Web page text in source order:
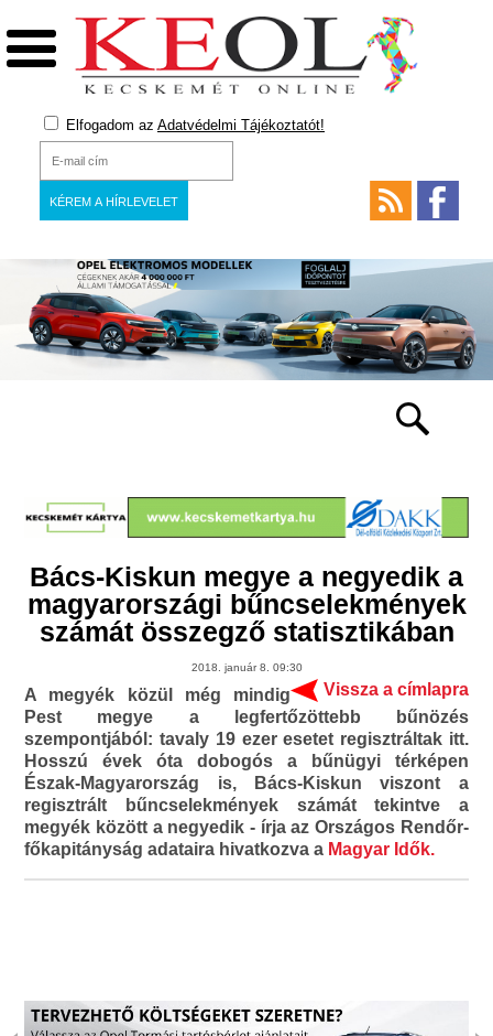
Elfogadom az Adatvédelmi Tájékoztatót!
Bács-Kiskun megye a negyedik a
magyarországi bűncselekmények
számát összegző statisztikában
2018. január 8. 09:30
Vissza a címlapra
A megyék közül még mindig
Pest megye a legfertőzöttebb bűnözés
szempontjából: tavaly 19 ezer esetet regisztráltak itt.
Hosszú évek óta dobogós a bűnügyi térképen
Észak-Magyarország is, Bács-Kiskun viszont a
regisztrált bűncselekmények számát tekintve a
megyék között a negyedik - írja az Országos Rendőr-
főkapitányság adataira hivatkozva a Magyar Idők.